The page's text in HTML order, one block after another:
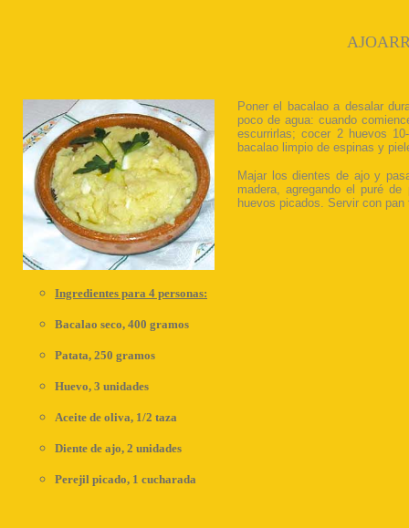
Ingredientes para 4 personas:
Bacalao seco, 400 gramos
Patata, 250 gramos
Huevo, 3 unidades
Aceite de oliva, 1/2 taza
Diente de ajo, 2 unidades
Perejil picado, 1 cucharada
Poner el bacalao a desalar
poco de agua: cuando
escurrirlas; cocer 2 huevos
bacalao limpio de espinas y
Majar los dientes de ajo y
madera, agregando el puré
huevos picados. Servir con pan